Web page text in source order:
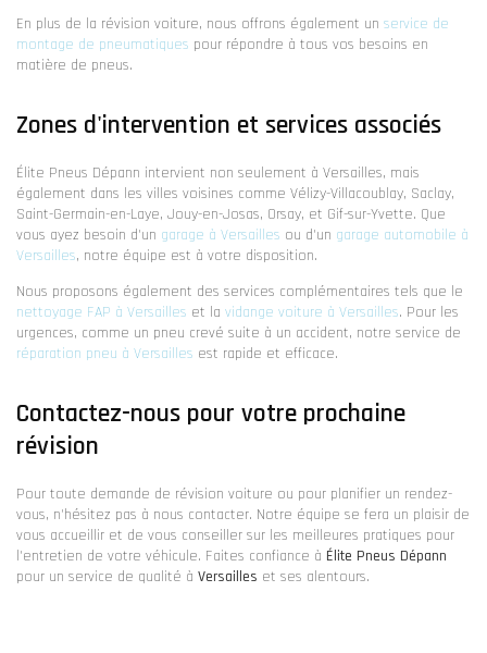
En plus de la révision voiture, nous offrons également un service de
montage de pneumatiques pour répondre à tous vos besoins en
matière de pneus.
Zones d'intervention et services associés
Élite Pneus Dépann intervient non seulement à Versailles, mais
également dans les villes voisines comme Vélizy-Villacoublay, Saclay,
Saint-Germain-en-Laye, Jouy-en-Josas, Orsay, et Gif-sur-Yvette. Que
vous ayez besoin d'un garage à Versailles ou d'un garage automobile à
Versailles, notre équipe est à votre disposition.
Nous proposons également des services complémentaires tels que le
nettoyage FAP à Versailles et la vidange voiture à Versailles. Pour les
urgences, comme un pneu crevé suite à un accident, notre service de
réparation pneu à Versailles est rapide et efficace.
Contactez-nous pour votre prochaine
révision
Pour toute demande de révision voiture ou pour planifier un rendez-
vous, n'hésitez pas à nous contacter. Notre équipe se fera un plaisir de
vous accueillir et de vous conseiller sur les meilleures pratiques pour
l'entretien de votre véhicule. Faites confiance à Élite Pneus Dépann
pour un service de qualité à Versailles et ses alentours.